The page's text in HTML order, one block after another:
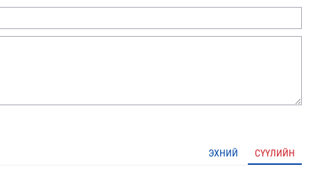
ЭХНИЙ СҮҮЛИЙН